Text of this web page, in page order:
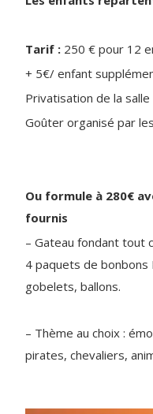
Tarif : 250 € pour 12
+ 5€/ enfant
Privatisation de la
Goûter organisé par
Ou formule à 280€
fournis
– Gateau fondant tout
4 paquets de
gobelets, ballons.
– Thème au choix :
pirates, chevaliers,